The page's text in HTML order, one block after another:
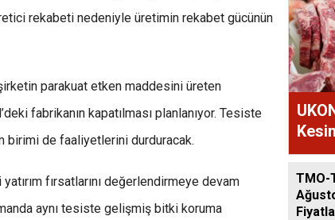
rekabeti nedeniyle üretimin rekabet gücünün
parakuat etken maddesini üreten
fabrikanın kapatılması planlanıyor. Tesiste
birimi de faaliyetlerini durduracak.
fırsatlarını değerlendirmeye devam
aynı tesiste gelişmiş bitki koruma
TMO-